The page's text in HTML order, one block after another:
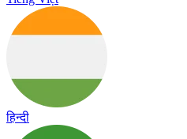
हिन्दी